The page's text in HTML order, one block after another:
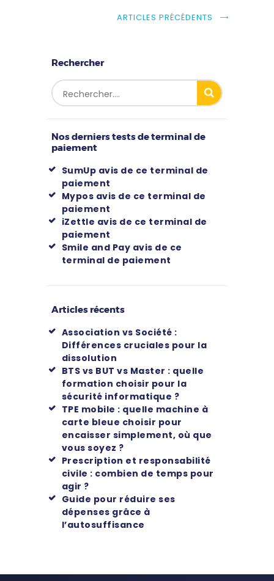
ARTICLES PRÉCÉDENTS
Rechercher
Nos derniers tests de terminal de
paiement
SumUp avis de ce terminal de
paiement
Mypos avis de ce terminal de
paiement
iZettle avis de ce terminal de
paiement
Smile and Pay avis de ce
terminal de paiement
Articles récents
Association vs Société :
Différences cruciales pour la
dissolution
BTS vs BUT vs Master : quelle
formation choisir pour la
sécurité informatique ?
TPE mobile : quelle machine à
carte bleue choisir pour
encaisser simplement, où que
vous soyez ?
Prescription et responsabilité
civile : combien de temps pour
agir ?
Guide pour réduire ses
dépenses grâce à
l’autosuffisance